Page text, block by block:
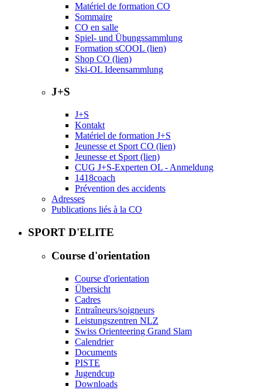
Matériel de formation CO
Sommaire
CO en salle
Spiel- und Übungssammlung
Formation sCOOL (lien)
Shop CO (lien)
Ski-OL Ideensammlung
J+S
J+S
Kontakt
Matériel de formation J+S
Jeunesse et Sport CO (lien)
Jeunesse et Sport (lien)
CUG J+S-Experten OL - Anmeldung
1418coach
Prévention des accidents
Adresses
Publications liés à la CO
SPORT D'ELITE
Course d'orientation
Course d'orientation
Übersicht
Cadres
Entraîneurs/soigneurs
Leistungszentren NLZ
Swiss Orienteering Grand Slam
Calendrier
Documents
PISTE
Jugendcup
Downloads